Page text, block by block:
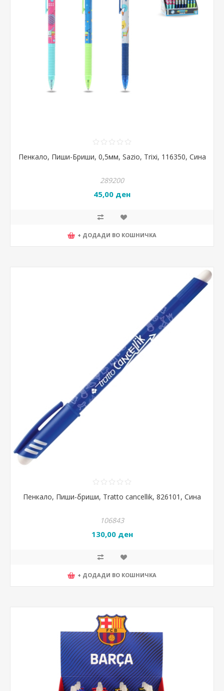
Пенкало, Пиши-Бриши, 0,5мм, Sazio, Trixi, 116350, Сина
289200
45,00 ден
+ ДОДАДИ ВО КОШНИЧКА
Пенкало, Пиши-бриши, Tratto cancellik, 826101, Сина
106843
130,00 ден
+ ДОДАДИ ВО КОШНИЧКА